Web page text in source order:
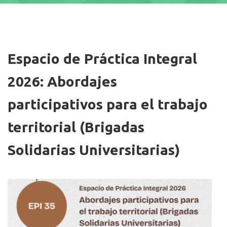
Espacio de Práctica Integral
2026: Abordajes
participativos para el trabajo
territorial (Brigadas
Solidarias Universitarias)